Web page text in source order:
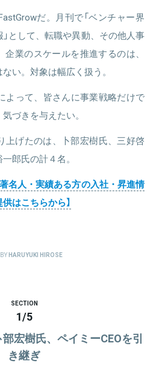
だ。月刊で「ベンチャー界
として、転職や異動、その他人事
業のスケールを推進するのは、
い。対象は幅広く扱う。
よって、皆さんに事業戦略だけで
づきを与えたい。
上げたのは、卜部宏樹氏、三好啓
郎氏の計４名。
名人・実績ある方の入社・昇進情
はこちらから】
HARUYUKI HIROSE
SECTION
1/5
宏樹氏、ペイミーCEOを引
き継ぎ